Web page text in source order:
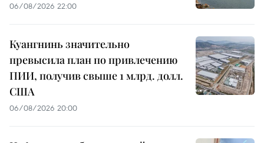
06/08/2026 22:00
Куангнинь значительно
превысила план по привлечению
ПИИ, получив свыше 1 млрд. долл.
США
06/08/2026 20:00